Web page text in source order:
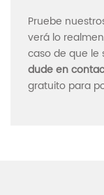
Pruebe
verá lo
caso de que le
dude en
gratuito para